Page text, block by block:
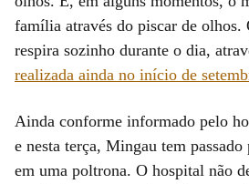
família através do piscar de olhos.
respira sozinho durante o dia,
realizada ainda no início de
Ainda conforme informado pelo
e nesta terça, Mingau tem passado
em uma poltrona. O hospital não